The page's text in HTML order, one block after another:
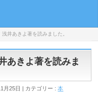
井あきよ著を読みました。
あきよ著を読みま
月25日 カテゴリー :本